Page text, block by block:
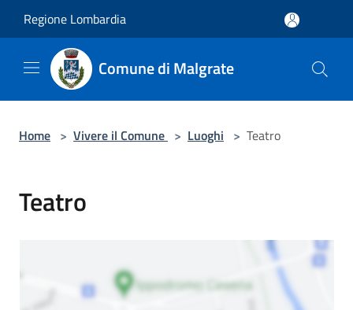
Regione Lombardia
Comune di Malgrate
Home > Vivere il Comune > Luoghi > Teatro
Teatro